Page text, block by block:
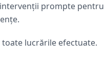
prompte pentru
lucrările efectuate.